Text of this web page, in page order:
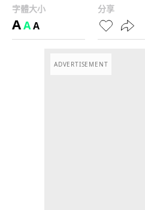
字體大小
AAA
分享
ADVERTISEMENT